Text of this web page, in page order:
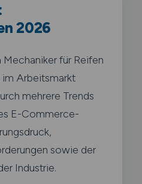
2026
für Reifen
im Arbeitsmarkt
mehrere Trends
E-Commerce-
sowie der
Industrie.